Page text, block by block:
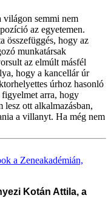
világon semmi nem
az egyetemen.
összefüggés, hogy az
munkatársak
az elmúlt másfél
hogy a kancellár úr
úrhoz hasonló
arra, hogy
ott alkalmazásban,
a villanyt. Ha még nem
a Zeneakadémián,
Kotán Attila, a